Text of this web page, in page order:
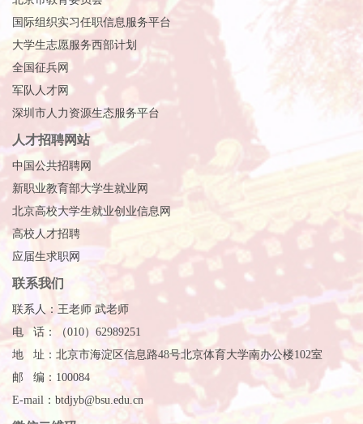
国际组织实习任职信息服务平台
大学生志愿服务西部计划
全国征兵网
军队人才网
深圳市人力资源生态服务平台
人才招聘网站
中国公共招聘网
新职业教育部大学生就业网
北京高校大学生就业创业信息网
高校人才招聘
应届生求职网
联系我们
联系人：王老师 武老师
电 话：（010）62989251
地 址：北京市海淀区信息路48号北京体育大学南办公楼102室
邮 编：100084
E-mail：btdjyb@bsu.edu.cn